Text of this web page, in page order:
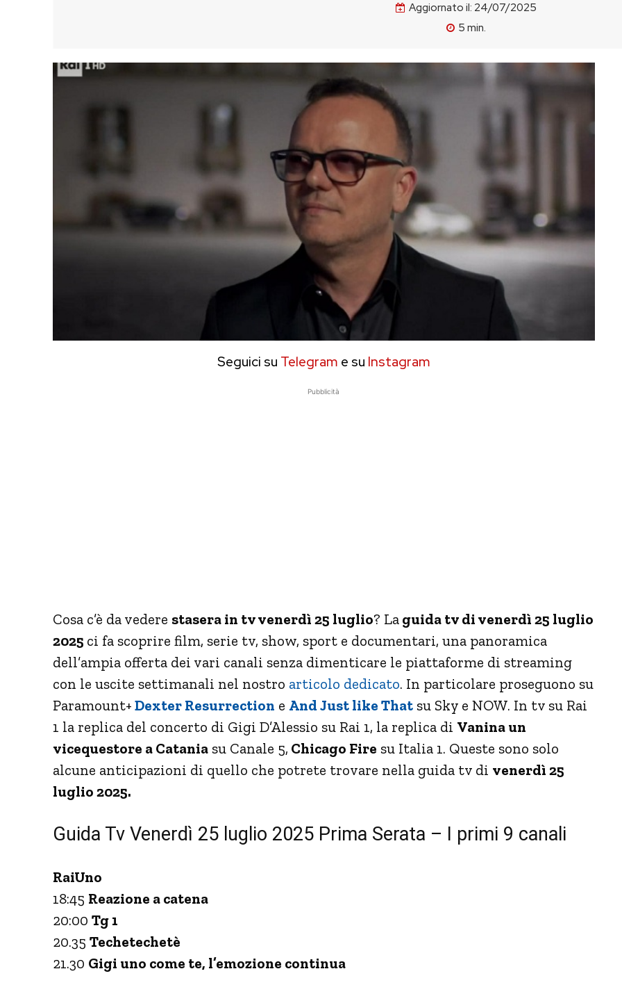
Aggiornato il: 24/07/2025
5 min.
Seguici su Telegram e su Instagram
Pubblicità
Cosa c’è da vedere stasera in tv venerdì 25 luglio? La guida tv di venerdì 25 luglio
2025 ci fa scoprire film, serie tv, show, sport e documentari, una panoramica
dell’ampia offerta dei vari canali senza dimenticare le piattaforme di streaming
con le uscite settimanali nel nostro articolo dedicato. In particolare proseguono su
Paramount+ Dexter Resurrection e And Just like That su Sky e NOW. In tv su Rai
1 la replica del concerto di Gigi D’Alessio su Rai 1, la replica di Vanina un
vicequestore a Catania su Canale 5, Chicago Fire su Italia 1. Queste sono solo
alcune anticipazioni di quello che potrete trovare nella guida tv di venerdì 25
luglio 2025.
Guida Tv Venerdì 25 luglio 2025 Prima Serata – I primi 9 canali
RaiUno
18:45 Reazione a catena
20:00 Tg 1
20.35 Techetechetè
21.30 Gigi uno come te, l’emozione continua